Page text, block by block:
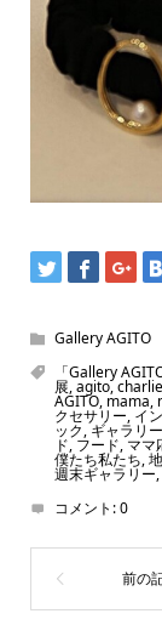
Gallery AGITO
「Gallery
展,agito,
AGITO, mama,
クセサリー, イ
ック,ギャラリー
ド, フード,ママ
僕たち私たち,
週末ギャラリー,
コメント:0